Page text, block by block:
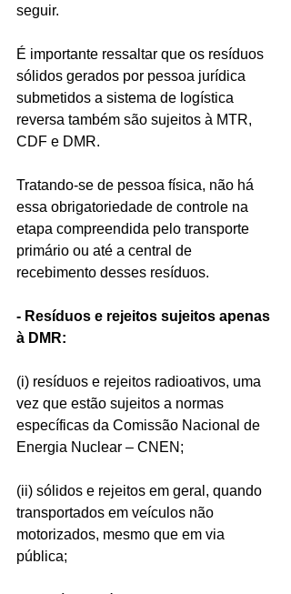
seguir.
É importante ressaltar que os resíduos
sólidos gerados por pessoa jurídica
submetidos a sistema de logística
reversa também são sujeitos à MTR,
CDF e DMR.
Tratando-se de pessoa física, não há
essa obrigatoriedade de controle na
etapa compreendida pelo transporte
primário ou até a central de
recebimento desses resíduos.
- Resíduos e rejeitos sujeitos apenas
à DMR:
(i) resíduos e rejeitos radioativos, uma
vez que estão sujeitos a normas
específicas da Comissão Nacional de
Energia Nuclear – CNEN;
(ii) sólidos e rejeitos em geral, quando
transportados em veículos não
motorizados, mesmo que em via
pública;